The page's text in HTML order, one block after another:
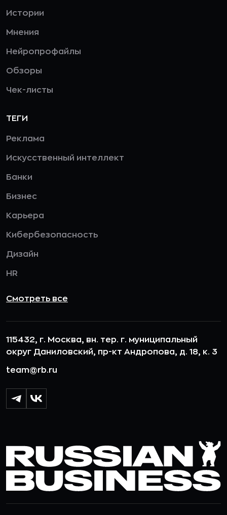
Истории
Мнения
Нейропрофайлы
Обзоры
Чек-листы
ТЕГИ
Реклама
Искусственный интеллект
Банки
Бизнес
Карьера
Кибербезопасность
Дизайн
HR
Смотреть все
115432, г. Москва, вн. тер. г. муниципальный
округ Даниловский, пр-кт Андропова, д. 18, к. 3
team@rb.ru